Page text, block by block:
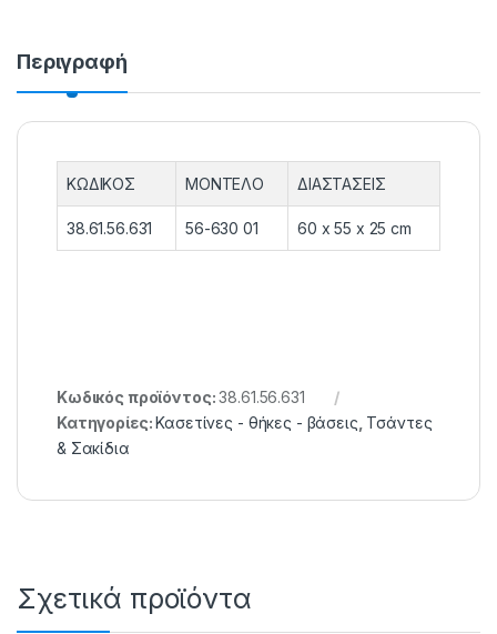
Περιγραφή
ΚΩΔΙΚΟΣ ΜΟΝΤΕΛΟ ΔΙΑΣΤΑΣΕΙΣ
38.61.56.631 56-630 01 60 x 55 x 25 cm
Κωδικός προϊόντος:38.61.56.631
Κατηγορίες:Κασετίνες - θήκες - βάσεις Τσάντες
& Σακίδια
Σχετικά προϊόντα